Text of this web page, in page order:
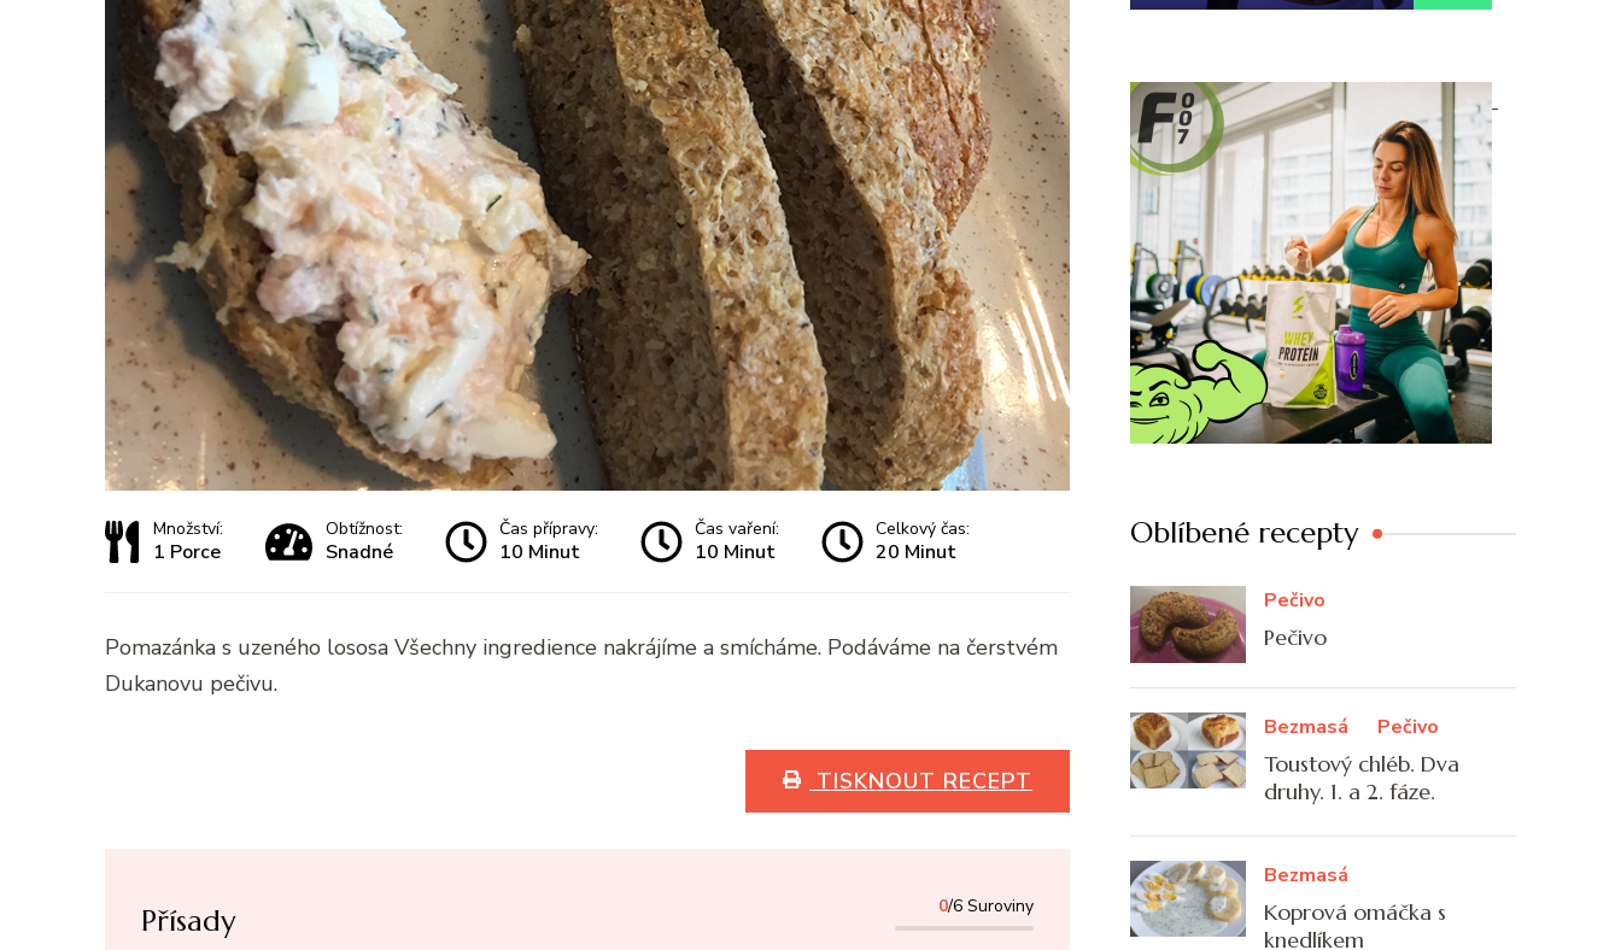
Množství:
1 Porce
Obtížnost:
Snadné
Čas přípravy:
10 Minut
Čas vaření:
10 Minut
Celkový čas:
20 Minut
Pomazánka s uzeného lososa Všechny ingredience nakrájíme a smícháme. Podáváme na čerstvém
Dukanovu pečivu.
TISKNOUT RECEPT
Přísady 0/6 Suroviny
Oblíbené recepty
Pečivo
Pečivo
Bezmasá Pečivo
Toustový chléb. Dva
druhy. 1. a 2. fáze.
Bezmasá
Koprová omáčka s
knedlíkem